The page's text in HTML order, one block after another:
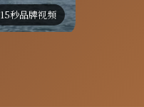
15秒品牌视频